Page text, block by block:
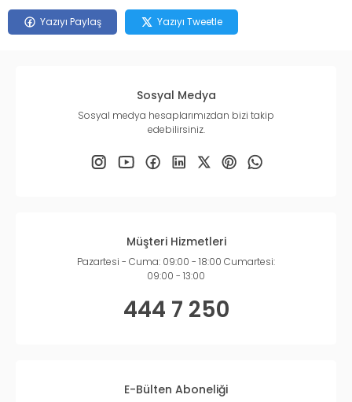
Yazıyı Paylaş Yazıyı Tweetle
Sosyal Medya
Sosyal medya hesaplarımızdan bizi takip
edebilirsiniz.
Müşteri Hizmetleri
Pazartesi - Cuma: 09:00 - 18:00 Cumartesi:
09:00 - 13:00
444 7 250
E-Bülten Aboneliği